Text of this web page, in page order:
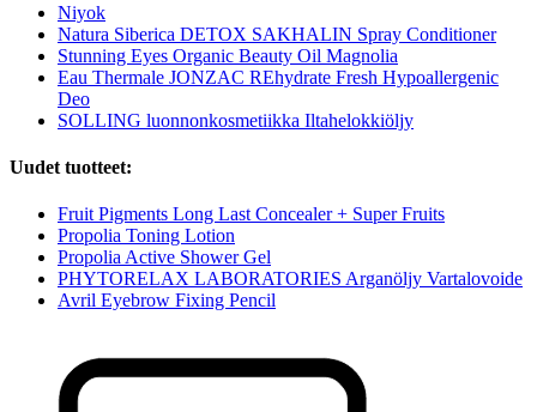
Niyok
Natura Siberica DETOX SAKHALIN Spray Conditioner
Stunning Eyes Organic Beauty Oil Magnolia
Eau Thermale JONZAC REhydrate Fresh Hypoallergenic
Deo
SOLLING luonnonkosmetiikka Iltahelokkiöljy
Uudet tuotteet:
Fruit Pigments Long Last Concealer + Super Fruits
Propolia Toning Lotion
Propolia Active Shower Gel
PHYTORELAX LABORATORIES Arganöljy Vartalovoide
Avril Eyebrow Fixing Pencil